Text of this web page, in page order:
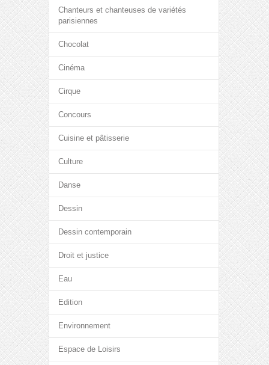
Chanteurs et chanteuses de variétés
parisiennes
Chocolat
Cinéma
Cirque
Concours
Cuisine et pâtisserie
Culture
Danse
Dessin
Dessin contemporain
Droit et justice
Eau
Edition
Environnement
Espace de Loisirs